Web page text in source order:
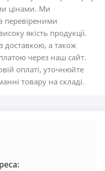
цінами. Ми
перевіреними
якість продукції.
доставкою, а також
через наш сайт.
оплаті, уточнюйте
товару на складі.